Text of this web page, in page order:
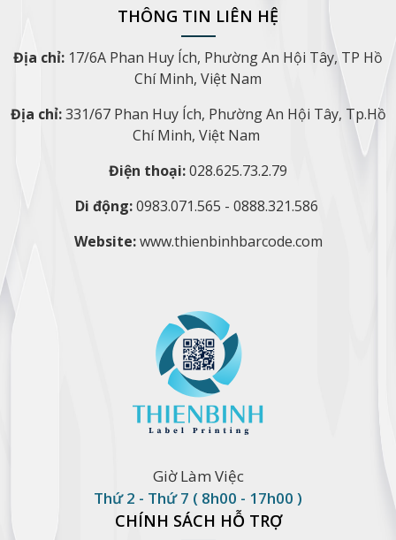
THÔNG TIN LIÊN HỆ
Địa chỉ: 17/6A Phan Huy Ích, Phường An Hội Tây, TP Hồ
Chí Minh, Việt Nam
Địa chỉ:331/67 Phan Huy Ích, Phường An Hội Tây, Tp.Hồ
Chí Minh, Việt Nam
Điện thoại:028.625.73.2.79
Di động:0983.071.565 - 0888.321.586
Website:www.thienbinhbarcode.com
Giờ Làm Việc
Thứ 2 - Thứ 7 ( 8h00 - 17h00 )
CHÍNH SÁCH HỖ TRỢ